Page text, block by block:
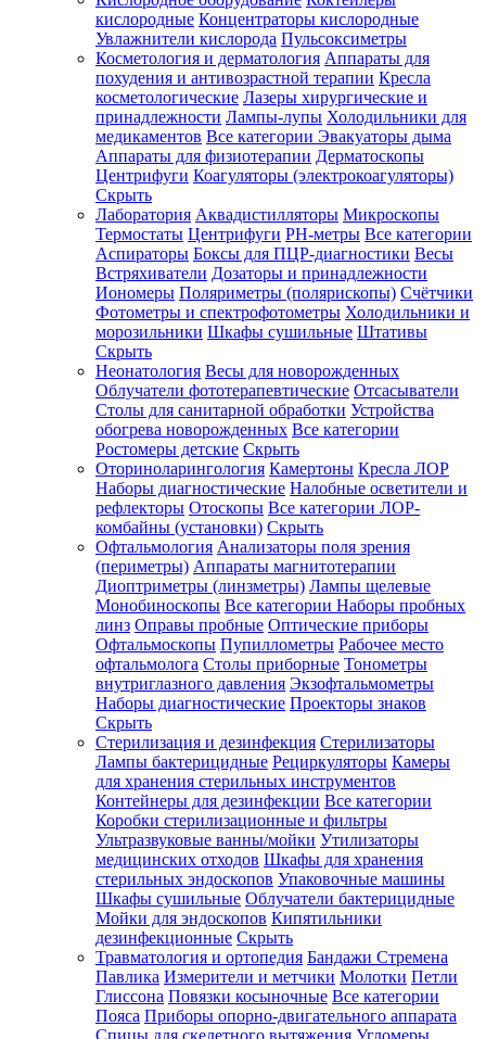
Зарегистрироваться
Зачем
регистрироваться?
Все
покупки
одном
месте
Личный
менеджер
Отслеживание
статуса
заказа
кислородные Концентраторы кислородные
Увлажнители кислорода Пульсоксиметры
Косметология и дерматология Аппараты для
похудения и антивозрастной терапии Кресла
косметологические Лазеры хирургические и
принадлежности Лампы-лупы Холодильники для
медикаментов Все категории Эвакуаторы дыма
Аппараты для физиотерапии Дерматоскопы
Центрифуги Коагуляторы (электрокоагуляторы)
Скрыть
Лаборатория Аквадистилляторы Микроскопы
Термостаты Центрифуги PH-метры Все категории
Аспираторы Боксы для ПЦР-диагностики Весы
Встряхиватели Дозаторы и принадлежности
Иономеры Поляриметры (полярископы) Счётчики
Фотометры и спектрофотометры Холодильники и
морозильники Шкафы сушильные Штативы
Скрыть
Неонатология Весы для новорожденных
Облучатели фототерапевтические Отсасыватели
Столы для санитарной обработки Устройства
обогрева новорожденных Все категории
Ростомеры детские Скрыть
Оториноларингология Камертоны Кресла ЛОР
Наборы диагностические Налобные осветители и
рефлекторы Отоскопы Все категории ЛОР-
комбайны (установки) Скрыть
Офтальмология Анализаторы поля зрения
(периметры) Аппараты магнитотерапии
Диоптриметры (линзметры) Лампы щелевые
Монобиноскопы Все категории Наборы пробных
линз Оправы пробные Оптические приборы
Офтальмоскопы Пупиллометры Рабочее место
офтальмолога Столы приборные Тонометры
внутриглазного давления Экзофтальмометры
Наборы диагностические Проекторы знаков
Скрыть
Стерилизация и дезинфекция Стерилизаторы
Лампы бактерицидные Рециркуляторы Камеры
для хранения стерильных инструментов
Контейнеры для дезинфекции Все категории
Коробки стерилизационные и фильтры
Ультразвуковые ванны/мойки Утилизаторы
медицинских отходов Шкафы для хранения
стерильных эндоскопов Упаковочные машины
Шкафы сушильные Облучатели бактерицидные
Мойки для эндоскопов Кипятильники
дезинфекционные Скрыть
Травматология и ортопедия Бандажи Стремена
Павлика Измерители и метчики Молотки Петли
Глиссона Повязки косыночные Все категории
Пояса Приборы опорно-двигательного аппарата
Спицы для скелетного вытяжения Угломеры